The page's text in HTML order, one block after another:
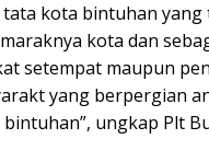
kota bintuhan yang
kota dan
setempat maupun
yang berpergian
ungkap Plt